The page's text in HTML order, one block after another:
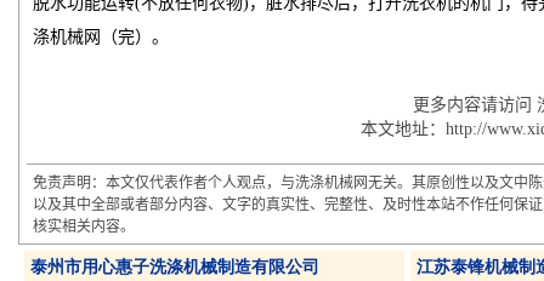
涤机械网（完）。
更多内容请访问
本文地址：http://
免责声明：本文仅代表作者个人观点，与洗涤机械网无关。其原创性以及文中
以及其中全部或者部分内容、文字的真实性、完整性、及时性本站不作任何保
核实相关内容。